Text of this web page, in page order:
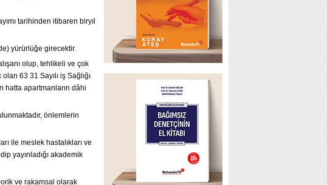
tarihinden itibaren biryıl
yürürlüğe girecektir.
olup, tehlikeli ve çok
63 31 Sayılı iş Sağlığı
hatta apartmanların dâhi
önlemlerin
ile meslek hastalıkları ve
yayınladığı akademik
ve rakamsal olarak